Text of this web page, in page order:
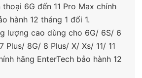
6G đến 11 Pro Max chính
hành 12 tháng 1 đổi 1.
lượng cao dùng cho 6G/ 6S/ 6
Plus/ 8G/ 8 Plus/ X/ Xs/ 11/ 11
hãng EnterTech bảo hành 12